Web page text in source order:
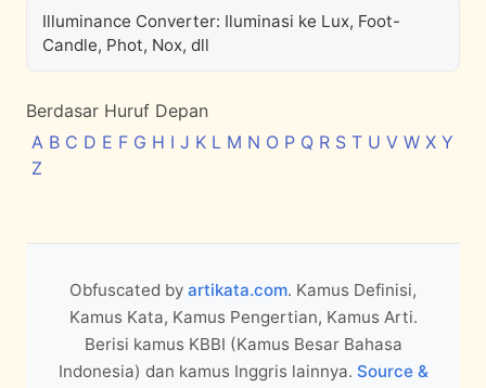
Illuminance Converter: Iluminasi ke Lux, Foot-
Candle, Phot, Nox, dll
Berdasar Huruf Depan
A B C D E F G H I J K L M N O P Q R S T U V W X Y
Z
Obfuscated by artikata.com. Kamus Definisi,
Kamus Kata, Kamus Pengertian, Kamus Arti.
Berisi kamus KBBI (Kamus Besar Bahasa
Indonesia) dan kamus Inggris lainnya. Source &